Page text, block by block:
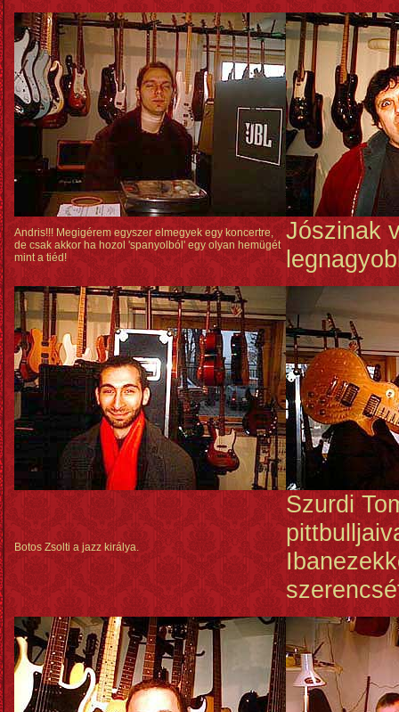
Andris!!! Megigérem egyszer elmegyek egy koncertre,
de csak akkor ha hozol 'spanyolból' egy olyan hemügét
mint a tiéd!
Jószinak
Botos Zsolti a jazz királya.
Szurdi